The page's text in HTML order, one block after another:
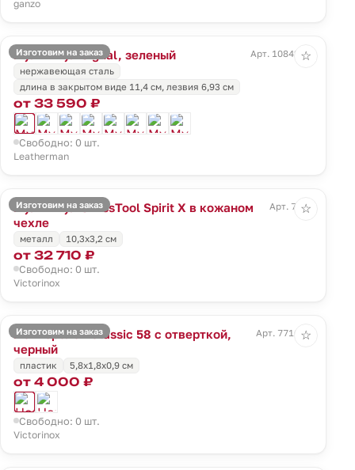
ganzo
Изготовим на заказ
Мультитул Signal, зеленый
Арт. 10842.90
нержавеющая сталь
длина в закрытом виде 11,4 см, лезвия 6,93 см
от 33 590 ₽
Свободно: 0 шт.
Leatherman
☆
Изготовим на заказ
Мультитул SwissTool Spirit X в кожаном
чехле
Арт. 7708
металл 10,3х3,2 см
от 32 710 ₽
Свободно: 0 шт.
Victorinox
☆
Изготовим на заказ
Нож-брелок Classic 58 с отверткой,
черный
Арт. 7716.30
пластик 5,8x1,8x0,9 см
от 4 000 ₽
Свободно: 0 шт.
Victorinox
☆